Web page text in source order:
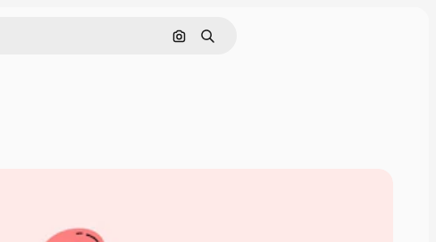
Pesquisar por imagem
Buscar